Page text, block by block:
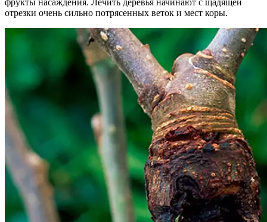
фрукты насаждения. Лечить деревья начинают с щадящей
отрезки очень сильно потрясенных веток и мест коры.